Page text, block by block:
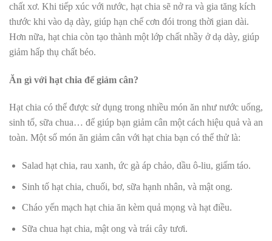
chất xơ. Khi tiếp xúc với nước, hạt chia sẽ nở ra và gia tăng kích
thước khi vào dạ dày, giúp hạn chế cơn đói trong thời gian dài.
Hơn nữa, hạt chia còn tạo thành một lớp chất nhầy ở dạ dày, giúp
giảm hấp thụ chất béo.
Ăn gì với hạt chia để giảm cân?
Hạt chia có thể được sử dụng trong nhiều món ăn như nước uống,
sinh tố, sữa chua… để giúp bạn giảm cân một cách hiệu quả và an
toàn. Một số món ăn giảm cân với hạt chia bạn có thể thử là:
Salad hạt chia, rau xanh, ức gà áp chảo, dầu ô-liu, giấm táo.
Sinh tố hạt chia, chuối, bơ, sữa hạnh nhân, và mật ong.
Cháo yến mạch hạt chia ăn kèm quả mọng và hạt điều.
Sữa chua hạt chia, mật ong và trái cây tươi.